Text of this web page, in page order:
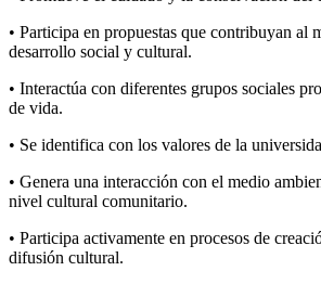
• Participa en propuestas que contribuyan al
desarrollo social y cultural.
• Interactúa con diferentes grupos sociales
de vida.
• Se identifica con los valores de la
• Genera una interacción con el medio
nivel cultural comunitario.
• Participa activamente en procesos de
difusión cultural.